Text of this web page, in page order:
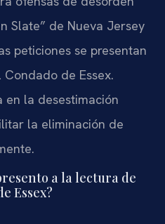
Slate” de Nueva Jersey
peticiones se presentan
de Essex.
en la desestimación
la eliminación de
a la lectura de
Essex?